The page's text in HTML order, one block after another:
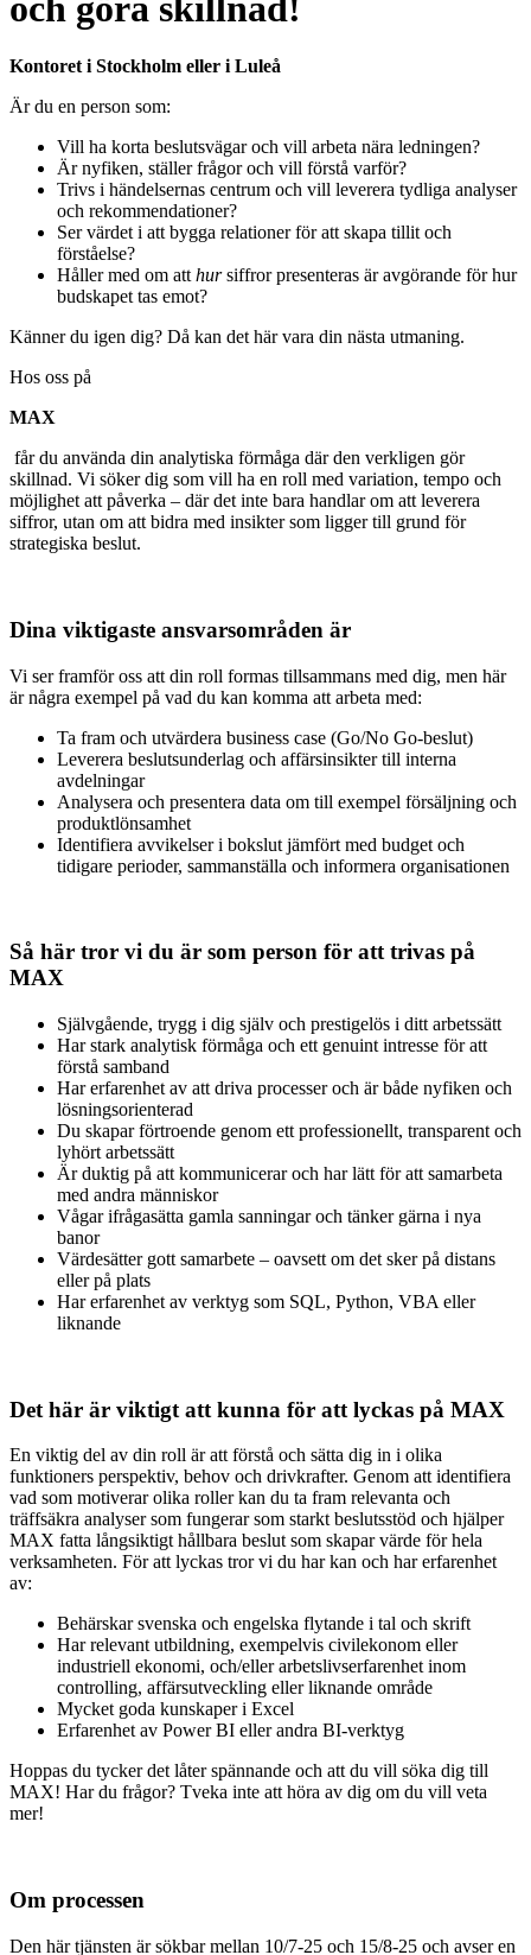
Kontoret i Stockholm eller i Luleå
Är du en person som:
Vill ha korta beslutsvägar och vill arbeta nära ledningen?
Är nyfiken, ställer frågor och vill förstå varför?
Trivs i händelsernas centrum och vill leverera tydliga analyser
och rekommendationer?
Ser värdet i att bygga relationer för att skapa tillit och
förståelse?
Håller med om att hursiffror presenteras är avgörande för hur
budskapet tas emot?
Känner du igen dig? Då kan det här vara din nästa utmaning.
Hos oss på
MAX
får du använda din analytiska förmåga där den verkligen gör
skillnad. Vi söker dig som vill ha en roll med variation, tempo och
möjlighet att påverka – där det inte bara handlar om att leverera
siffror, utan om att bidra med insikter som ligger till grund för
strategiska beslut.
Dina viktigaste ansvarsområden är
Vi ser framför oss att din roll formas tillsammans med dig, men här
är några exempel på vad du kan komma att arbeta med:
Ta fram och utvärdera business case (Go/No Go-beslut)
Leverera beslutsunderlag och affärsinsikter till interna
avdelningar
Analysera och presentera data om till exempel försäljning och
produktlönsamhet
Identifiera avvikelser i bokslut jämfört med budget och
tidigare perioder, sammanställa och informera organisationen
Så här tror vi du är som person för att trivas på
MAX
Självgående, trygg i dig själv och prestigelös i ditt arbetssätt
Har stark analytisk förmåga och ett genuint intresse för att
förstå samband
Har erfarenhet av att driva processer och är både nyfiken och
lösningsorienterad
Du skapar förtroende genom ett professionellt, transparent och
lyhört arbetssätt
Är duktig på att kommunicerar och har lätt för att samarbeta
med andra människor
Vågar ifrågasätta gamla sanningar och tänker gärna i nya
banor
Värdesätter gott samarbete – oavsett om det sker på distans
eller på plats
Har erfarenhet av verktyg som SQL, Python, VBA eller
liknande
Det här är viktigt att kunna för att lyckas på MAX
En viktig del av din roll är att förstå och sätta dig in i olika
funktioners perspektiv, behov och drivkrafter. Genom att identifiera
vad som motiverar olika roller kan du ta fram relevanta och
träffsäkra analyser som fungerar som starkt beslutsstöd och hjälper
MAX fatta långsiktigt hållbara beslut som skapar värde för hela
verksamheten. För att lyckas tror vi du har kan och har erfarenhet
av:
Behärskar svenska och engelska flytande i tal och skrift
Har relevant utbildning, exempelvis civilekonom eller
industriell ekonomi, och/eller arbetslivserfarenhet inom
controlling, affärsutveckling eller liknande område
Mycket goda kunskaper i Excel
Erfarenhet av Power BI eller andra BI-verktyg
Hoppas du tycker det låter spännande och att du vill söka dig till
MAX! Har du frågor? Tveka inte att höra av dig om du vill veta
mer!
Om processen
Den här tjänsten är sökbar mellan 10/7-25 och 15/8-25 och avser en